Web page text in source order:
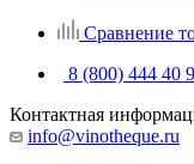
Сравнение
8 (800) 444 40
Контактная
info@vinotheque.ru